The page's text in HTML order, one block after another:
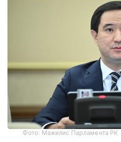
Фото: Мажилис Парламента РК